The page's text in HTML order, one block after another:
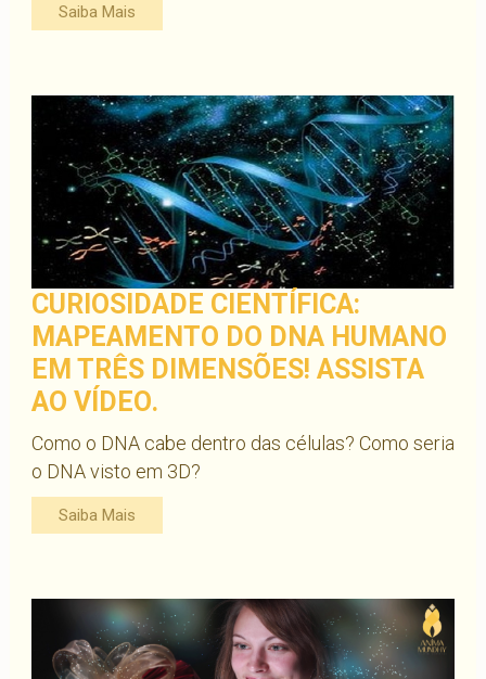
Saiba Mais
CURIOSIDADE CIENTÍFICA:
MAPEAMENTO DO DNA HUMANO
EM TRÊS DIMENSÕES! ASSISTA
AO VÍDEO.
Como o DNA cabe dentro das células? Como seria
o DNA visto em 3D?
Saiba Mais